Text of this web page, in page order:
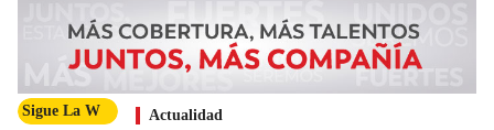
Sigue La W Actualidad